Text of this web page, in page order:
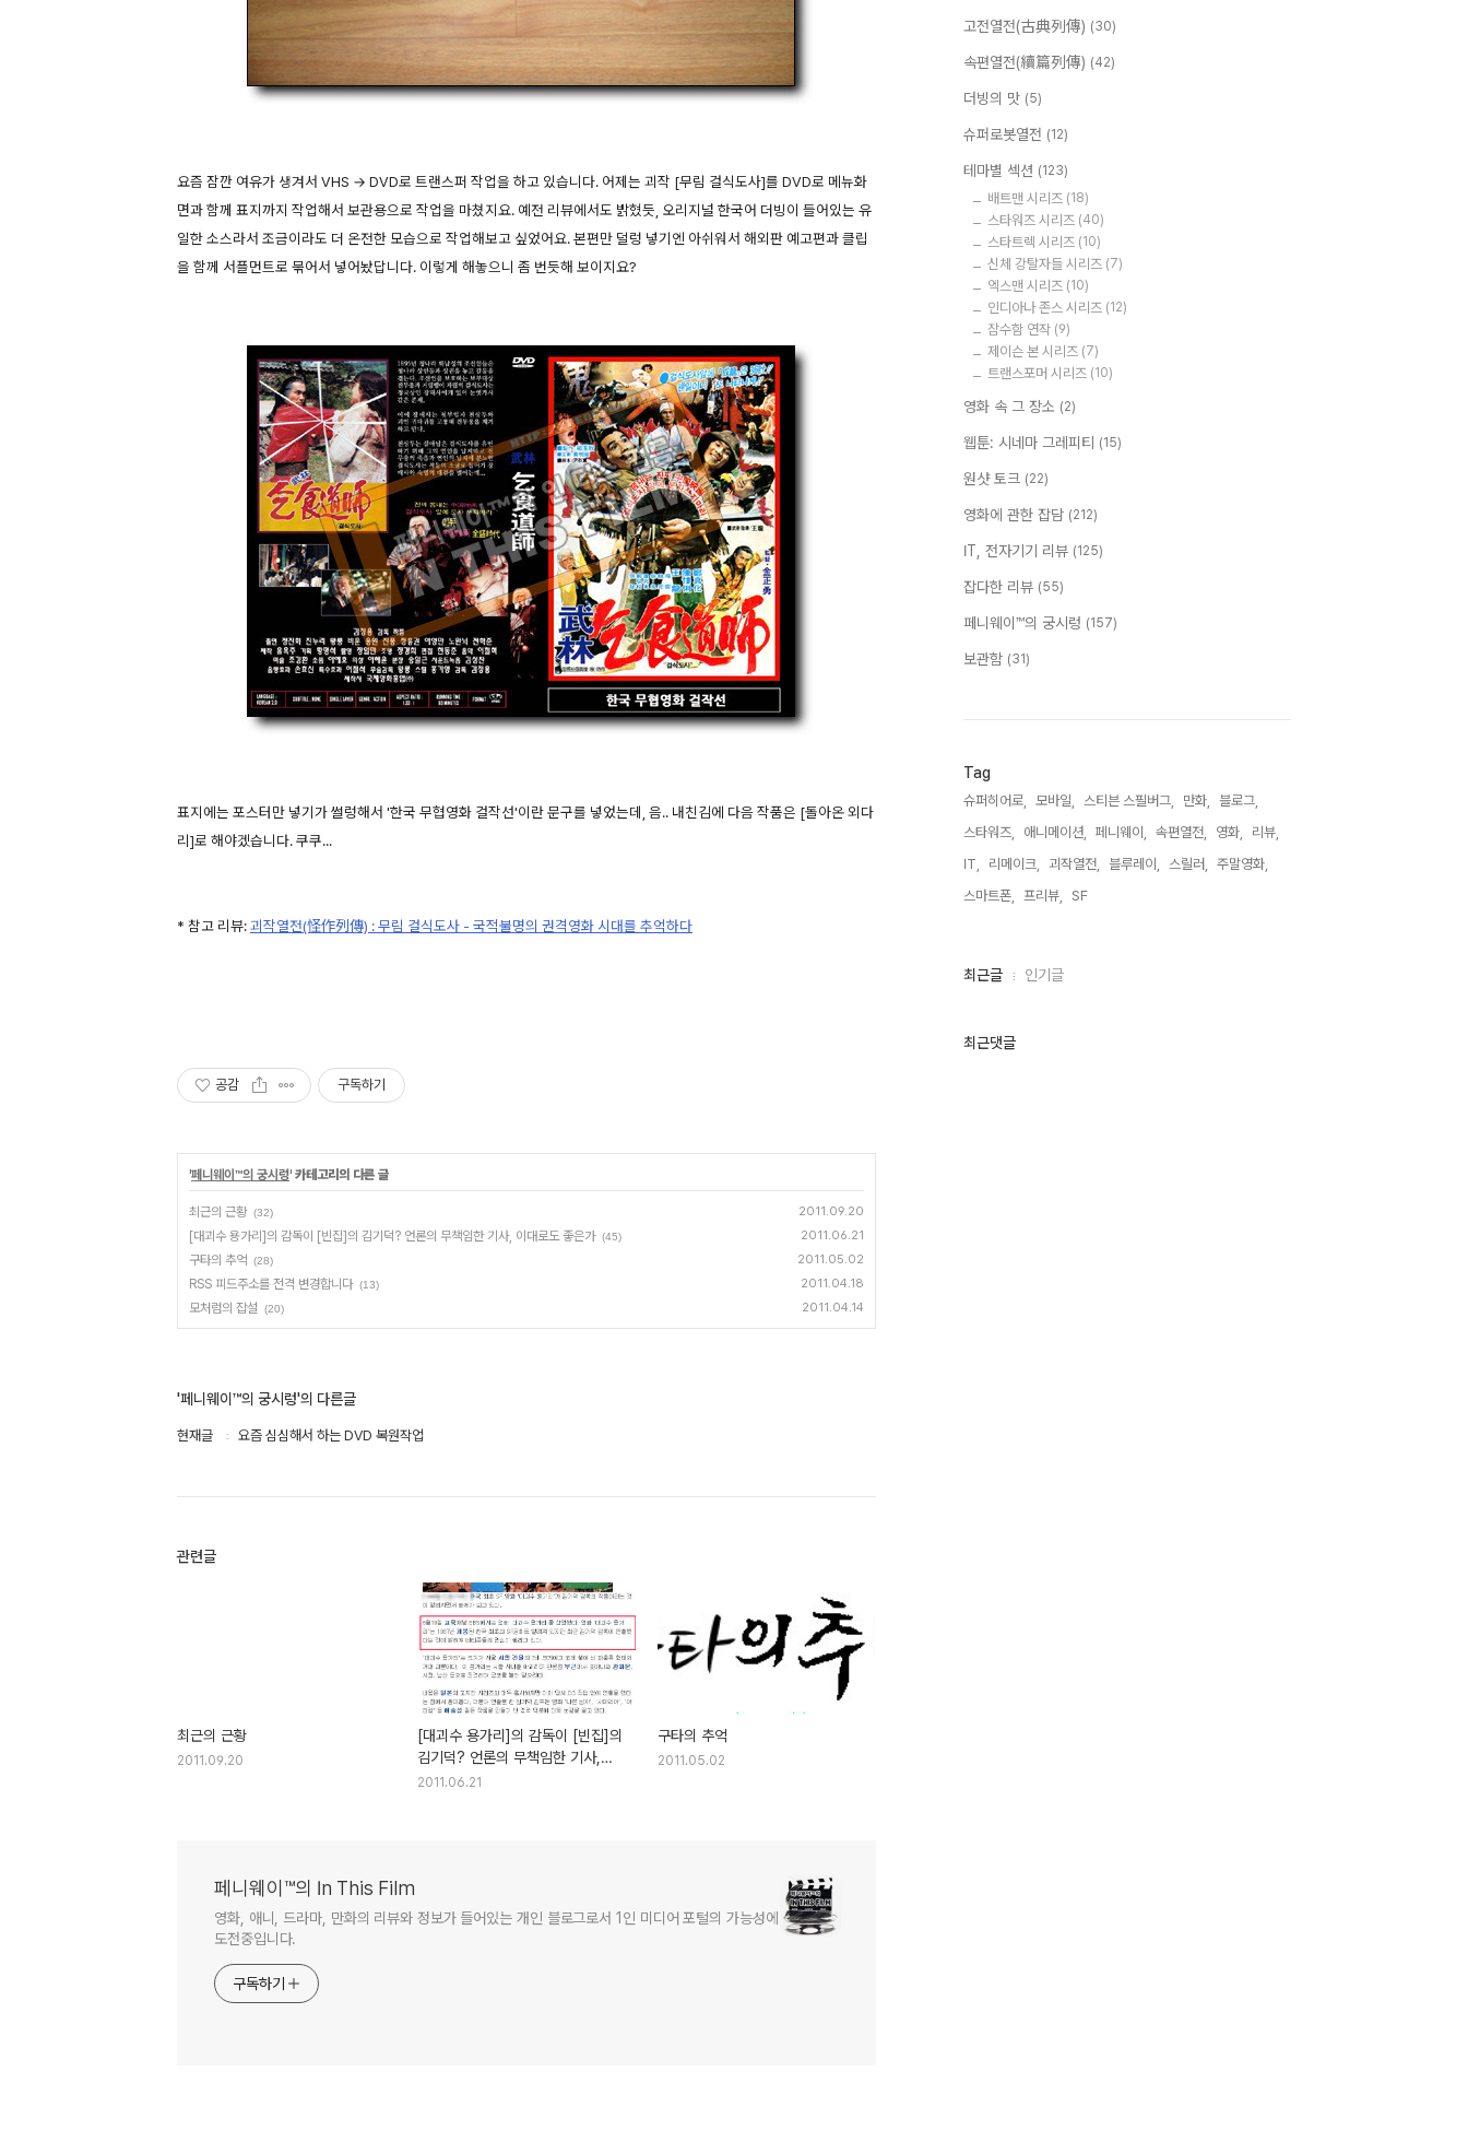
요즘 잠깐 여유가 생겨서 VHS → DVD로 트랜스퍼 작업을 하고 있습니다. 어제는 괴작 [무림 걸식도사]를 DVD로 메뉴화
면과 함께 표지까지 작업해서 보관용으로 작업을 마쳤지요. 예전 리뷰에서도 밝혔듯, 오리지널 한국어 더빙이 들어있는 유
일한 소스라서 조금이라도 더 온전한 모습으로 작업해보고 싶었어요. 본편만 덜렁 넣기엔 아쉬워서 해외판 예고편과 클립
을 함께 서플먼트로 묶어서 넣어놨답니다. 이렇게 해놓으니 좀 번듯해 보이지요?
표지에는 포스터만 넣기가 썰렁해서 '한국 무협영화 걸작선'이란 문구를 넣었는데, 음.. 내친김에 다음 작품은 [돌아온 외다
리]로 해야겠습니다. 쿠쿠...
* 참고 리뷰:괴작열전(怪作列傳) : 무림 걸식도사 - 국적불명의 권격영화 시대를 추억하다
공감 구독하기
'페니웨이™의 궁시렁' 카테고리의 다른 글
최근의 근황 (32) 2011.09.20
[대괴수 용가리]의 감독이 [빈집]의 김기덕? 언론의 무책임한 기사, 이대로도 좋은가 (45) 2011.06.21
구타의 추억 (28) 2011.05.02
RSS 피드주소를 전격 변경합니다 (13) 2011.04.18
모처럼의 잡설 (20) 2011.04.14
'페니웨이™의 궁시렁'의 다른글
현재글 요즘 심심해서 하는 DVD 복원작업
관련글
최근의 근황
2011.09.20
[대괴수 용가리]의 감독이 [빈집]의
김기덕? 언론의 무책임한 기사,
이대로도 좋은가
2011.06.21
구타의 추억
2011.05.02
페니웨이™의 In This Film
영화, 애니, 드라마, 만화의 리뷰와 정보가 들어있는 개인 블로그로서 1인 미디어 포털의 가능성에
도전중입니다.
구독하기
고전열전(古典列傳) (30)
속편열전(續篇列傳) (42)
더빙의 맛 (5)
슈퍼로봇열전 (12)
테마별 섹션 (123)
배트맨 시리즈 (18)
스타워즈 시리즈 (40)
스타트렉 시리즈 (10)
신체 강탈자들 시리즈 (7)
엑스맨 시리즈 (10)
인디아나 존스 시리즈 (12)
잠수함 연작 (9)
제이슨 본 시리즈 (7)
트랜스포머 시리즈 (10)
영화 속 그 장소 (2)
웹툰: 시네마 그레피티 (15)
원샷 토크 (22)
영화에 관한 잡담 (212)
IT, 전자기기 리뷰 (125)
잡다한 리뷰 (55)
페니웨이™의 궁시렁 (157)
보관함 (31)
Tag
슈퍼히어로, 모바일, 스티븐 스필버그, 만화,
블로그,
스타워즈,
애니메이션, 페니웨이, 속편열전, 영화,
리뷰,
IT,
리메이크, 괴작열전, 블루레이, 스릴러,
주말영화,
스마트폰,
프리뷰, SF,
최
인
최근글 인기글
최근댓글